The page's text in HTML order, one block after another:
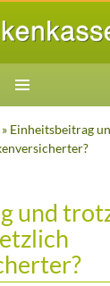
» Einheitsbeitrag
und